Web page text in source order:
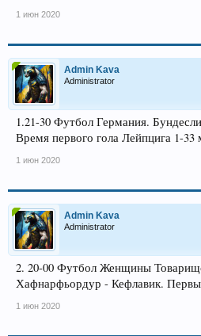
1 июн 2020
Admin Kava
Administrator
1.21-30 Футбол Германия.
Время первого гола Лейпцига 1-33
1 июн 2020
Admin Kava
Administrator
2. 20-00 Футбол Женщины
Хафнарфьордур - Кефлавик.
1 июн 2020